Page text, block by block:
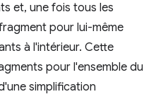
et, une fois tous les
pour lui-même
à l'intérieur. Cette
pour l'ensemble du
simplification